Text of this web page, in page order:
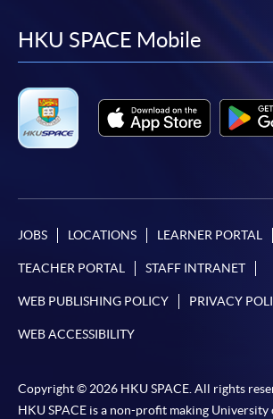
交下期學費的學員，提供網上服務，如
程設有此服務，課程負責人會通知學
網上支付可通過「繳費靈」(PPS) (不
VISA 或 Mastercard、「微信支付」
Pay) 、「支付寶」(Online Alipay) 或 「
報讀新課程
SF26報名表，親往 報名中心或以
費以及所需證明文件呈交。
facebook
youtube
HKU SPACE Mobile
JOBS LOCATIONS LEARNER PORTAL
TEACHER PORTAL STAFF INTRANET
WEB PUBLISHING POLICY PRIVACY
WEB ACCESSIBILITY
Copyright © 2026 HKU SPACE. All rights
HKU SPACE is a non-profit making